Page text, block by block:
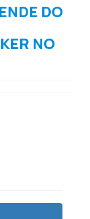
DO
NO